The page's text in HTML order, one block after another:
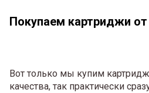
Покупаем картриджи от
Вот только мы купим
качества, так практически